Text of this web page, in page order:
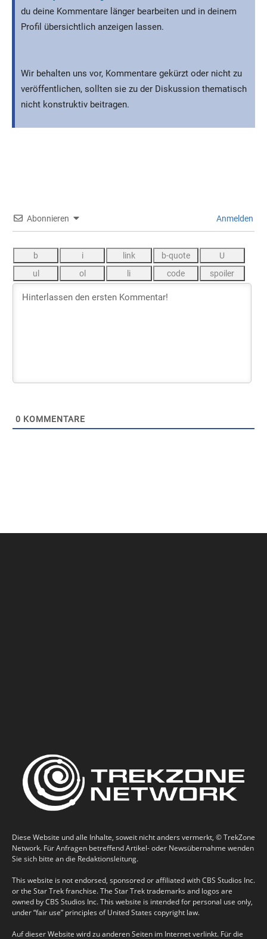
du deine Kommentare länger bearbeiten und in deinem
Profil übersichtlich anzeigen lassen.
Wir behalten uns vor, Kommentare gekürzt oder nicht zu
veröffentlichen, sollten sie zu der Diskussion thematisch
nicht konstruktiv beitragen.
Abonnieren Anmelden
0 KOMMENTARE
Diese Website und alle Inhalte, soweit nicht anders vermerkt, © TrekZone
Network. Für Anfragen betreffend Artikel- oder Newsübernahme wenden
Sie sich bitte an die Redaktionsleitung.
This website is not endorsed, sponsored or affiliated with CBS Studios Inc.
or the Star Trek franchise. The Star Trek trademarks and logos are
owned by CBS Studios Inc. This website is intended for personal use only,
under “fair use” principles of United States copyright law.
Auf dieser Website wird zu anderen Seiten im Internet verlinkt. Für die